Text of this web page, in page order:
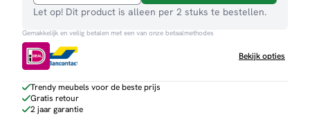
Dez
Let op! Dit product is alleen per 2 stuks te bestellen.
Gemakkelijk en veilig betalen met een van onze betaalmethodes
Bekijk opties
Trendy meubels voor de beste prijs
Gratis retour
2 jaar garantie